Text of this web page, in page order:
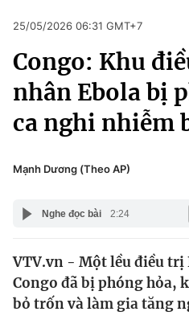
Chuyên mục
Chính trị
Xã hội
Pháp luật
Y tế
Thế giới
Tin tức
Kinh tế
Pháp luật
Kinh tế
Thể thao
Truyền hình
Văn hóa - Giải trí
Y tế
Công nghệ
25/05/2026 06:31 GMT+7
Congo: Khu
nhân Ebola bị
ca nghi nhiễm
Mạnh Dương (Theo AP)
Nghe đọc bài 2:24
VTV.vn - Một lều điều
Congo đã bị phóng hỏa,
bỏ trốn và làm gia tăng